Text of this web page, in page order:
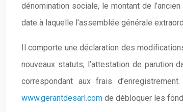
dénomination sociale, le montant de
date à laquelle l’assemblée générale
Il comporte une déclaration des
nouveaux statuts, l’attestation de parution
correspondant aux frais
www.gerantdesarl.com de débloquer les